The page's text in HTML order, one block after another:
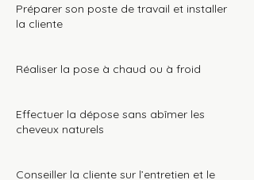
Préparer son poste de travail et installer
la cliente
Réaliser la pose à chaud ou à froid
Effectuer la dépose sans abîmer les
cheveux naturels
Conseiller la cliente sur l’entretien et le